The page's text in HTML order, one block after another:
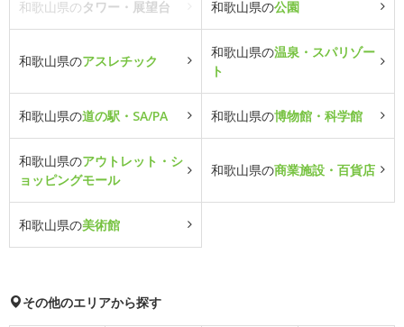
和歌山県のタワー・展望台 和歌山県の公園
和歌山県のアスレチック
和歌山県の温泉・スパリゾー
ト
和歌山県の道の駅・SA/PA 和歌山県の博物館・科学館
和歌山県のアウトレット・シ
ョッピングモール
和歌山県の商業施設・百貨店
和歌山県の美術館
その他のエリアから探す